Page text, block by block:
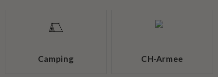
Camping CH-Armee